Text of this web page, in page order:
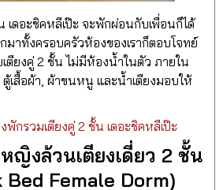
เดอะชิคหลีเป๊ะ จะพักผ่อนกับเพื่อนก็ได้
มาทั้งครอบครัวห้องของเราก็ตอบโจทย์
ตียงคู่ 2 ชั้น ไม่มีห้องน้ำในตัว ภายใน
เสื้อผ้า, ผ้าขนหนู และน้ำเตียงมอบให้
พักรวมเตียงคู่ 2 ชั้น เดอะชิคหลีเป๊ะ
ญิงล้วนเตียงเดี่ยว 2 ชั้น
Female Dorm)